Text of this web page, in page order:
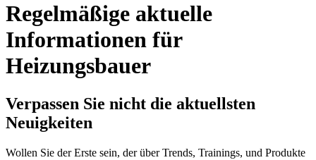
Regelmäßige aktuelle
Informationen für
Heizungsbauer
Verpassen Sie nicht die aktuellsten
Neuigkeiten
Wollen Sie der Erste sein, der über Trends, Trainings, und Produkte